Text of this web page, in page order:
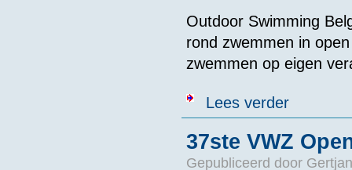
Outdoor Swimming
rond zwemmen in
zwemmen op eigen
Lees verderover 'Laat
37ste VWZ
Gepubliceerd door